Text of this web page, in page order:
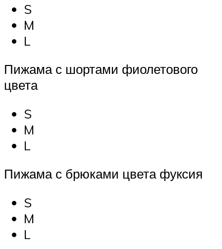
S
M
L
Пижама с шортами фиолетового
цвета
S
M
L
Пижама с брюками цвета фуксия
S
M
L